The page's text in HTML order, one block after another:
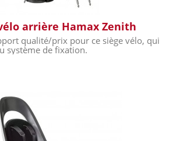
arrière Hamax Zenith
qualité/prix pour ce siège vélo, qui
système de fixation.